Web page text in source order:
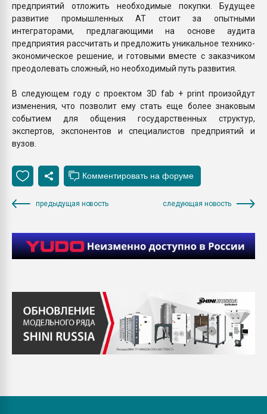
предприятий отложить необходимые покупки. Будущее
развитие промышленных АТ стоит за опытными
интеграторами, предлагающими на основе аудита
предприятия рассчитать и предложить уникальное технико-
экономическое решение, и готовыми вместе с заказчиком
преодолевать сложный, но необходимый путь развития.
В следующем году с проектом 3D fab + print произойдут
изменения, что позволит ему стать еще более знаковым
событием для общения государственных структур,
экспертов, экспонентов и специалистов предприятий и
вузов.
предыдущая новость следующая новость